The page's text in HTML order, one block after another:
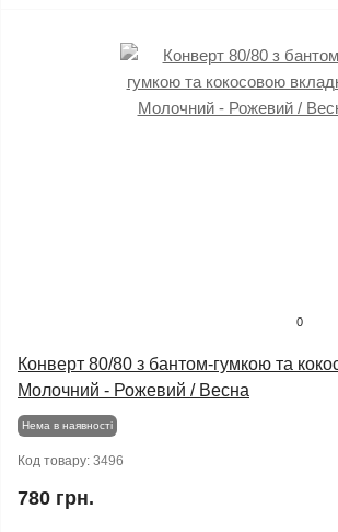
0
Конверт 80/80 з бантом-гумкою та
Молочний - Рожевий / Весна
Нема в наявності
Код товару: 3496
780 грн.